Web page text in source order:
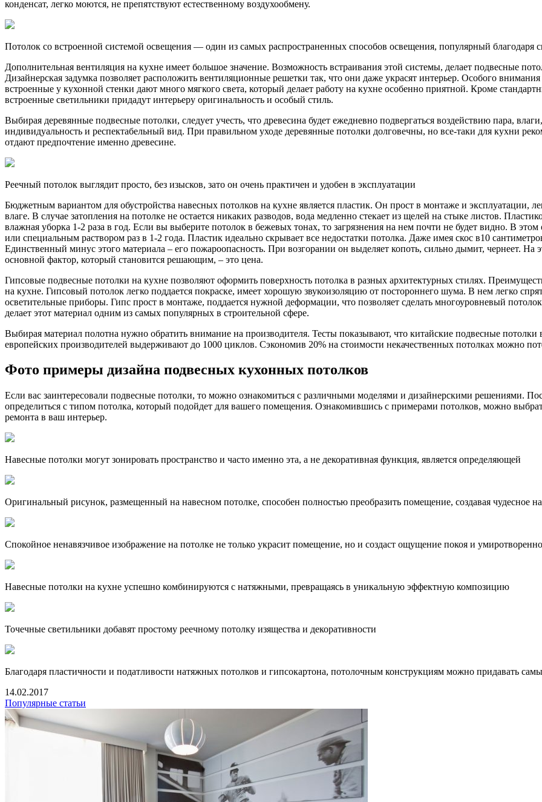
конденсат, легко моются, не препятствуют естественному воздухообмену.
Потолок со встроенной системой освещения — один из самых распространенных способов освещения, популярный благодаря
Дополнительная вентиляция на кухне имеет большое значение. Возможность встраивания этой системы, делает подвесные
Дизайнерская задумка позволяет расположить вентиляционные решетки так, что они даже украсят интерьер. Особого
встроенные у кухонной стенки дают много мягкого света, который делает работу на кухне особенно приятной. Кроме
встроенные светильники придадут интерьеру оригинальность и особый стиль.
Выбирая деревянные подвесные потолки, следует учесть, что древесина будет ежедневно подвергаться воздействию пара,
индивидуальность и респектабельный вид. При правильном уходе деревянные потолки долговечны, но все-таки для кухни
отдают предпочтение именно древесине.
Реечный потолок выглядит просто, без изысков, зато он очень практичен и удобен в эксплуатации
Бюджетным вариантом для обустройства навесных потолков на кухне является пластик. Он прост в монтаже и эксплуатации,
влаге. В случае затопления на потолке не остается никаких разводов, вода медленно стекает из щелей на стыке листов.
влажная уборка 1-2 раза в год. Если вы выберите потолок в бежевых тонах, то загрязнения на нем почти не будет видно. В
или специальным раствором раз в 1-2 года. Пластик идеально скрывает все недостатки потолка. Даже имея скос в10
Единственный минус этого материала – его пожароопасность. При возгорании он выделяет копоть, сильно дымит, чернеет. На
основной фактор, который становится решающим, – это цена.
Гипсовые подвесные потолки на кухне позволяют оформить поверхность потолка в разных архитектурных стилях.
на кухне. Гипсовый потолок легко поддается покраске, имеет хорошую звукоизоляцию от постороннего шума. В нем легко
осветительные приборы. Гипс прост в монтаже, поддается нужной деформации, что позволяет сделать многоуровневый
делает этот материал одним из самых популярных в строительной сфере.
Выбирая материал полотна нужно обратить внимание на производителя. Тесты показывают, что китайские подвесные
европейских производителей выдерживают до 1000 циклов. Сэкономив 20% на стоимости некачественных потолках можно
Фото примеры дизайна подвесных кухонных потолков
Если вас заинтересовали подвесные потолки, то можно ознакомиться с различными моделями и дизайнерскими решениями.
определиться с типом потолка, который подойдет для вашего помещения. Ознакомившись с примерами потолков, можно
ремонта в ваш интерьер.
Навесные потолки могут зонировать пространство и часто именно эта, а не декоративная функция, является определяющей
Оригинальный рисунок, размещенный на навесном потолке, способен полностью преобразить помещение, создавая чудесное
Спокойное ненавязчивое изображение на потолке не только украсит помещение, но и создаст ощущение покоя и
Навесные потолки на кухне успешно комбинируются с натяжными, превращаясь в уникальную эффектную композицию
Точечные светильники добавят простому реечному потолку изящества и декоративности
Благодаря пластичности и податливости натяжных потолков и гипсокартона, потолочным конструкциям можно придавать
14.02.2017
Популярные статьи